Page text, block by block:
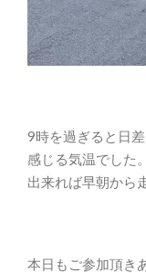
9時を過ぎると日
感じる気温でした。
出来れば早朝から
本日もご参加頂き